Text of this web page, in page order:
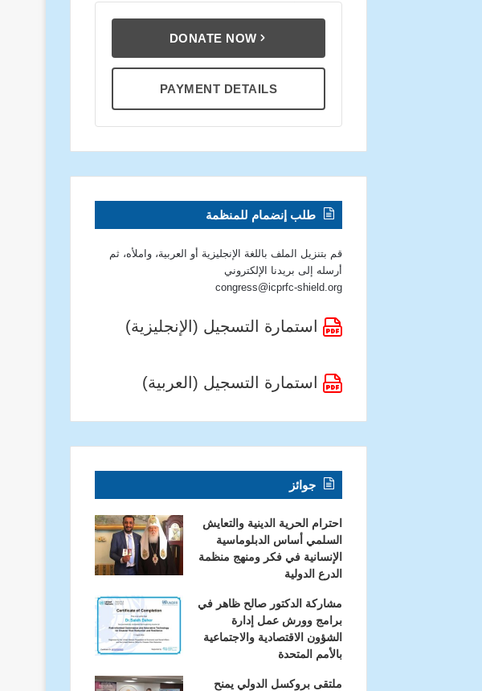
DONATE NOW
PAYMENT DETAILS
طلب إنضمام للمنظمة
قم بتنزيل الملف باللغة الإنجليزية أو العربية، واملأه، ثم
أرسله إلى بريدنا الإلكتروني
congress@icprfc-shield.org
استمارة التسجيل (الإنجليزية)
استمارة التسجيل (العربية)
جوائز
احترام الحرية الدينية والتعايش
السلمي أساس الدبلوماسية
الإنسانية في فكر ومنهج منظمة
الدرع الدولية
مشاركة الدكتور صالح ظاهر في
برامج وورش عمل إدارة
الشؤون الاقتصادية والاجتماعية
بالأمم المتحدة
ملتقى بروكسل الدولي يمنح